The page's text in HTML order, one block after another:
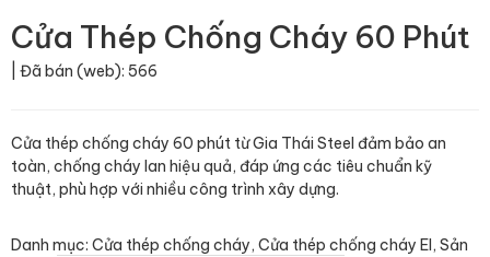
Cửa Thép Chống Cháy 60 Phút
| Đã bán (web): 566
Cửa thép chống cháy 60 phút từ Gia Thái Steel đảm bảo an
toàn, chống cháy lan hiệu quả, đáp ứng các tiêu chuẩn kỹ
thuật, phù hợp với nhiều công trình xây dựng.
Danh mục: Cửa thép chống cháy, Cửa thép chống cháy EI, Sản